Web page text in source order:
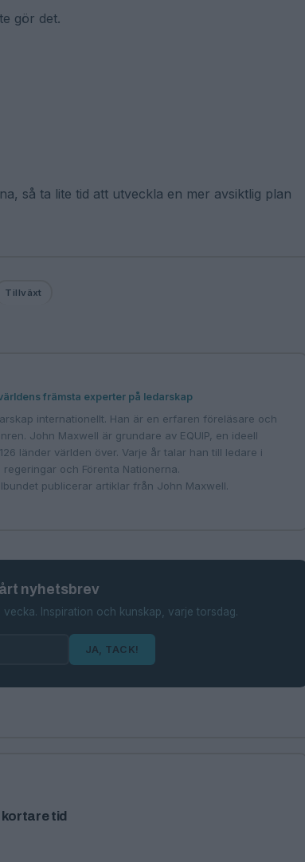
gör det.
så ta lite tid att utveckla en mer avsiktlig plan
Tillväxt
främsta experter på ledarskap
internationellt. Han är en erfaren föreläsare och
John Maxwell är grundare av EQUIP, en ideell
länder världen över. Varje år talar han till ledare i
och Förenta Nationerna.
publicerar artiklar från John Maxwell.
nyhetsbrev
Inspiration och kunskap, varje torsdag.
JA, TACK!
kortare tid